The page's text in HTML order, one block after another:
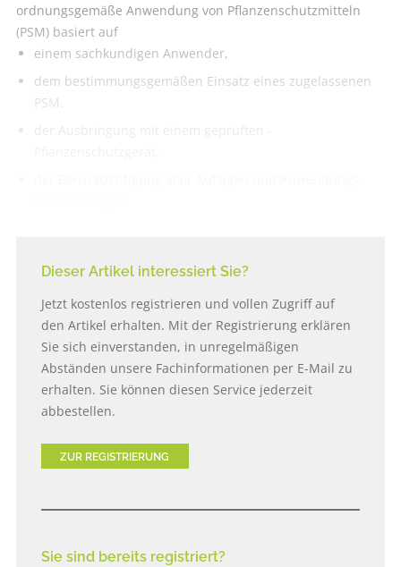
ordnungsgemäße Anwendung von Pflanzenschutzmitteln
(PSM) basiert auf
einem sachkundigen Anwender,
dem bestimmungs­gemäßen Einsatz eines zugelassenen
PSM,
Dieser Artikel interessiert Sie?
Jetzt kostenlos registrieren und vollen Zugriff auf
den Artikel erhalten. Mit der Registrierung erklären
Sie sich einverstanden, in unregelmäßigen
Abständen unsere Fachinformationen per E-Mail zu
erhalten. Sie können diesen Service jederzeit
abbestellen.
ZUR REGISTRIERUNG
Sie sind bereits registriert?